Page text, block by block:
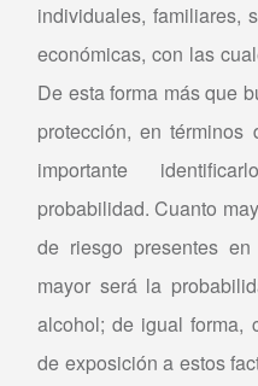
individuales, familiares,
económicas, con las
De esta forma más que
protección, en términos
importante
probabilidad. Cuanto
de riesgo presentes
mayor será la
alcohol; de igual forma,
de exposición a estos